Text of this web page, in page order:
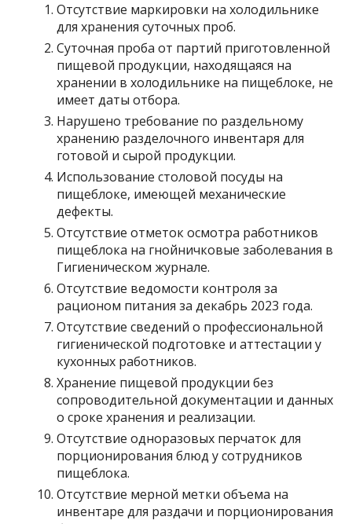
Отсутствие маркировки на холодильнике
для хранения суточных проб.
Суточная проба от партий приготовленной
пищевой продукции, находящаяся на
хранении в холодильнике на пищеблоке, не
имеет даты отбора.
Нарушено требование по раздельному
хранению разделочного инвентаря для
готовой и сырой продукции.
Использование столовой посуды на
пищеблоке, имеющей механические
дефекты.
Отсутствие отметок осмотра работников
пищеблока на гнойничковые заболевания в
Гигиеническом журнале.
Отсутствие ведомости контроля за
рационом питания за декабрь 2023 года.
Отсутствие сведений о профессиональной
гигиенической подготовке и аттестации у
кухонных работников.
Хранение пищевой продукции без
сопроводительной документации и данных
о сроке хранения и реализации.
Отсутствие одноразовых перчаток для
порционирования блюд у сотрудников
пищеблока.
Отсутствие мерной метки объема на
инвентаре для раздачи и порционирования